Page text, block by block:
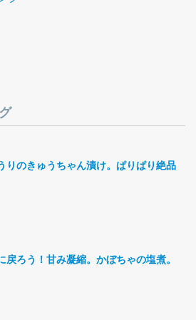
りのきゅうちゃん漬け。ぱりぱり絶品。
戻ろう！甘み凝縮。かぼちゃの塩煮。